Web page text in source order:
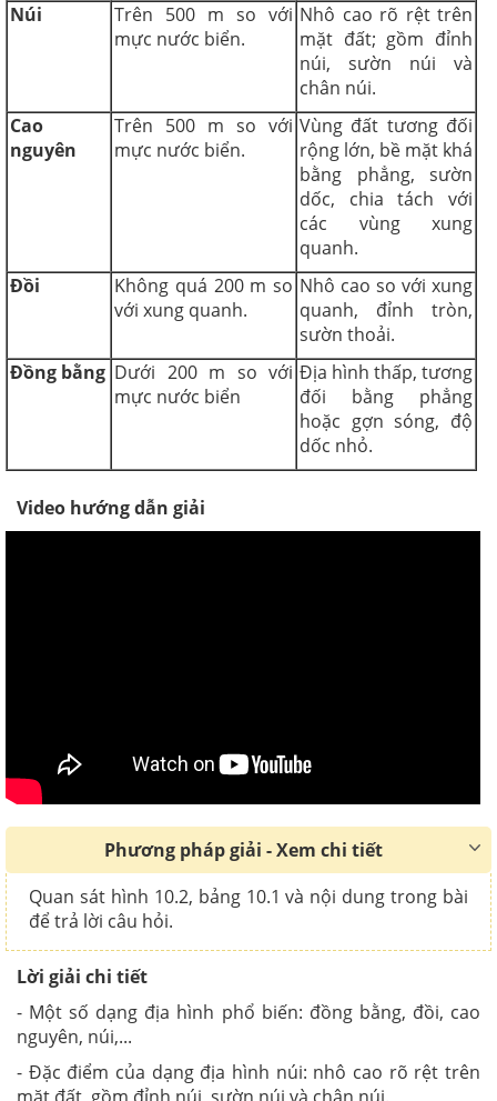
Núi
Trên 500 m so với
mực nước biển.
Nhô cao rõ rệt trên
mặt đất; gồm đỉnh
núi, sườn núi và
chân núi.
Cao
nguyên
Trên 500 m so với
mực nước biển.
Vùng đất tương đối
rộng lớn, bề mặt khá
bằng phẳng, sườn
dốc, chia tách với
các vùng xung
quanh.
Đồi
Không quá 200 m so
với xung quanh.
Nhô cao so với xung
quanh, đỉnh tròn,
sườn thoải.
Đồng bằng Dưới 200 m so với
mực nước biển
Địa hình thấp, tương
đối bằng phẳng
hoặc gợn sóng, độ
dốc nhỏ.
Video hướng dẫn giải
Phương pháp giải - Xem chi tiết
Quan sát hình 10.2, bảng 10.1 và nội dung trong bài
để trả lời câu hỏi.
Lời giải chi tiết
- Một số dạng địa hình phổ biến: đồng bằng, đồi, cao
nguyên, núi,...
- Đặc điểm của dạng địa hình núi: nhô cao rõ rệt trên